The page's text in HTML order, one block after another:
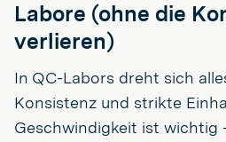
Labore (ohne die
verlieren)
In QC-Labors dreht sich
Konsistenz und strikte
Geschwindigkeit ist wichtig